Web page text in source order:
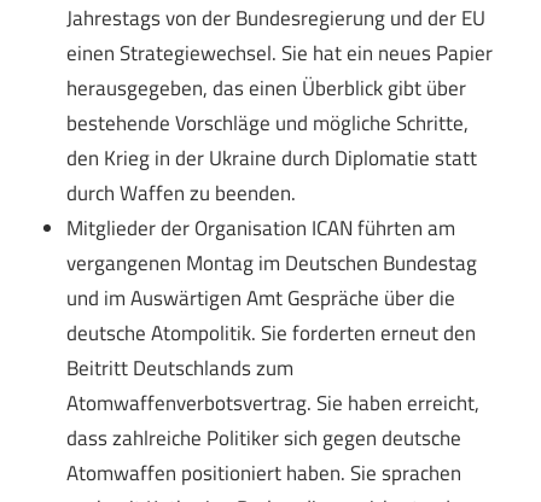
Jahrestags von der Bundesregierung und der EU
einen Strategiewechsel. Sie hat ein neues Papier
herausgegeben, das einen Überblick gibt über
bestehende Vorschläge und mögliche Schritte,
den Krieg in der Ukraine durch Diplomatie statt
durch Waffen zu beenden.
Mitglieder der Organisation ICAN führten am
vergangenen Montag im Deutschen Bundestag
und im Auswärtigen Amt Gespräche über die
deutsche Atompolitik. Sie forderten erneut den
Beitritt Deutschlands zum
Atomwaffenverbotsvertrag. Sie haben erreicht,
dass zahlreiche Politiker sich gegen deutsche
Atomwaffen positioniert haben. Sie sprachen